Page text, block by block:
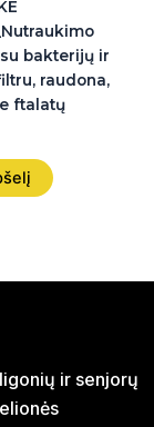
bakterijų ir
raudona,
ftalatų
ir senjorų